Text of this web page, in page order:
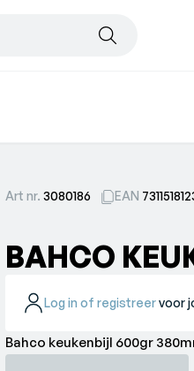
Art nr.3080186 EAN
BAHCO
Log in of registreervoor
Bahco keukenbijl